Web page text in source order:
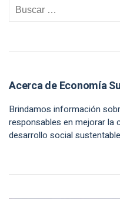
Acerca de Economía
Brindamos información
responsables en mejorar la
desarrollo social